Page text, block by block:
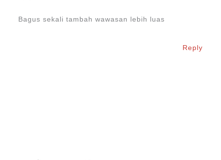
Bagus sekali tambah wawasan lebih luas
Reply